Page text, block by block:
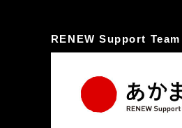
RENEW Support Team